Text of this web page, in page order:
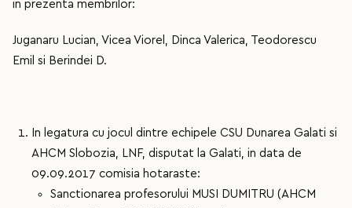
in prezenta membrilor:
Juganaru Lucian, Vicea Viorel, Dinca Valerica, Teodorescu
Emil si Berindei D.
In legatura cu jocul dintre echipele CSU Dunarea Galati si
AHCM Slobozia, LNF, disputat la Galati, in data de
09.09.2017 comisia hotaraste:
Sanctionarea profesorului MUSI DUMITRU (AHCM